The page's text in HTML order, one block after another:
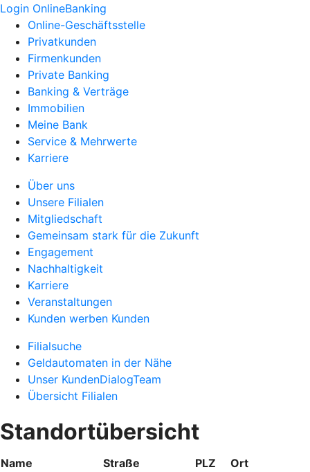
Login OnlineBanking
Online-Geschäftsstelle
Privatkunden
Firmenkunden
Private Banking
Banking & Verträge
Immobilien
Meine Bank
Service & Mehrwerte
Karriere
Über uns
Unsere Filialen
Mitgliedschaft
Gemeinsam stark für die Zukunft
Engagement
Nachhaltigkeit
Karriere
Veranstaltungen
Kunden werben Kunden
Filialsuche
Geldautomaten in der Nähe
Unser KundenDialogTeam
Übersicht Filialen
Standortübersicht
Name Straße PLZ
Ort